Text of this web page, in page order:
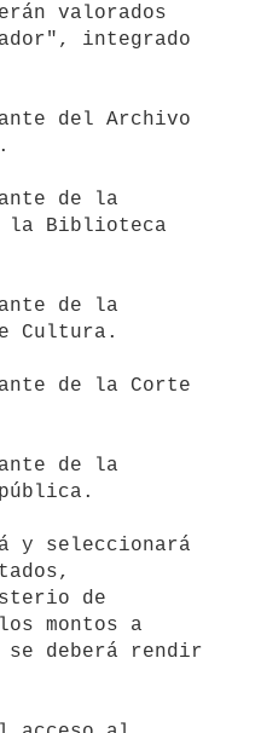
valorados
integrado
la Biblioteca
Cultura.
de
montos a
deberá rendir